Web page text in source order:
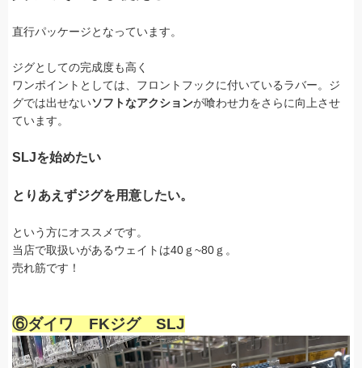
直行パッケージとなっています。
ジグとしての完成度も高く
ワンポイントとしては、フロントフックに付いているラバー。ジ
グでは出せないソフトなアクションが喰わせ力をさらに向上させ
ています。
SLJを始めたい
とりあえずジグを用意したい。
という方にオススメです。
当店で取扱いがあるウェイトは40ｇ~80ｇ。
売れ筋です！
⑥ダイワ FKジグ SLJ